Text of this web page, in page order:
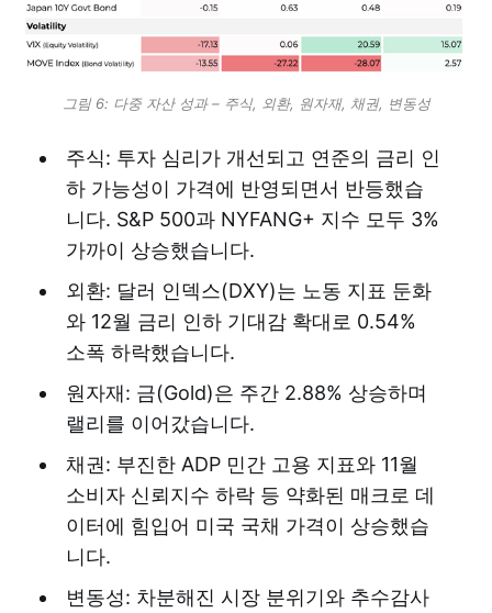
그림 6: 다중 자산 성과 – 주식, 외환, 원자재, 채권, 변동성
주식: 투자 심리가 개선되고 연준의 금리 인
하 가능성이 가격에 반영되면서 반등했습
니다. S&P 500과 NYFANG+ 지수 모두 3%
가까이 상승했습니다.
외환: 달러 인덱스(DXY)는 노동 지표 둔화
와 12월 금리 인하 기대감 확대로 0.54%
소폭 하락했습니다.
원자재: 금(Gold)은 주간 2.88% 상승하며
랠리를 이어갔습니다.
채권: 부진한 ADP 민간 고용 지표와 11월
소비자 신뢰지수 하락 등 약화된 매크로 데
이터에 힘입어 미국 국채 가격이 상승했습
니다.
변동성: 차분해진 시장 분위기와 추수감사